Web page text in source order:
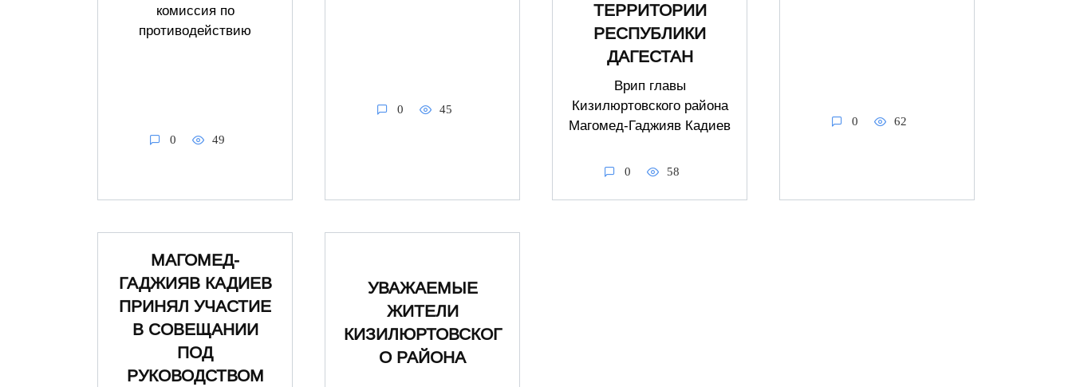
комиссия по
противодействию
0 49
0 45
ТЕРРИТОРИИ
РЕСПУБЛИКИ
ДАГЕСТАН
Врип главы
Кизилюртовского района
Магомед-Гаджияв Кадиев
0 58
0 62
МАГОМЕД-
ГАДЖИЯВ КАДИЕВ
ПРИНЯЛ УЧАСТИЕ
В СОВЕЩАНИИ
ПОД
РУКОВОДСТВОМ
УВАЖАЕМЫЕ
ЖИТЕЛИ
КИЗИЛЮРТОВСКОГ
О РАЙОНА